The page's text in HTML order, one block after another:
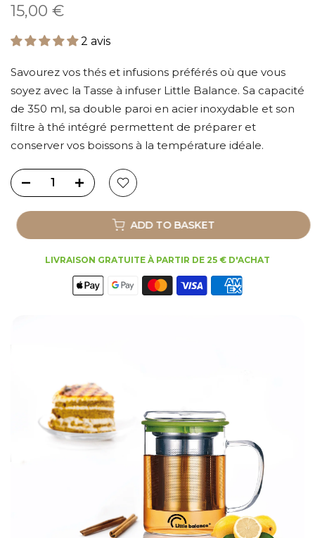
15,00 €
2 avis
Savourez vos thés et infusions préférés où que vous
soyez avec la Tasse à infuser Little Balance. Sa capacité
de 350 ml, sa double paroi en acier inoxydable et son
filtre à thé intégré permettent de préparer et
conserver vos boissons à la température idéale.
ADD TO BASKET
LIVRAISON GRATUITE À PARTIR DE 25 € D'ACHAT